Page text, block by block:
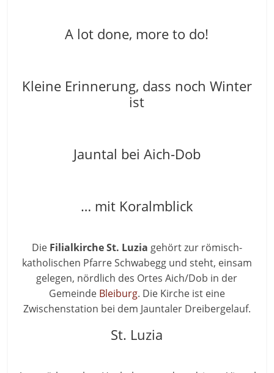
A lot done, more to do!
Kleine Erinnerung, dass noch Winter
ist
Jauntal bei Aich-Dob
… mit Koralmblick
Die Filialkirche St. Luzia gehört zur römisch-
katholischen Pfarre Schwabegg und steht, einsam
gelegen, nördlich des Ortes Aich/Dob in der
Gemeinde Bleiburg. Die Kirche ist eine
Zwischenstation bei dem Jauntaler Dreibergelauf.
St. Luzia